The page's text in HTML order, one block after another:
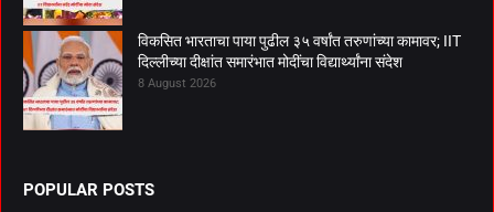
विकसित भारताचा पाया पुढील ३५ वर्षांत तरुणांच्या कामावर; IIT
दिल्लीच्या दीक्षांत समारंभात मोदींचा विद्यार्थ्यांना संदेश
8 August 2026
POPULAR POSTS